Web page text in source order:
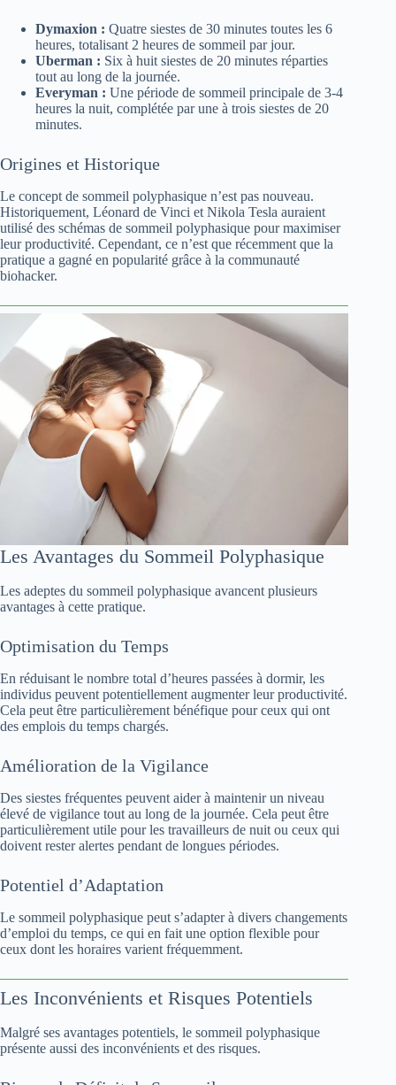
Dymaxion : Quatre siestes de 30 minutes toutes les 6
heures, totalisant 2 heures de sommeil par jour.
Uberman : Six à huit siestes de 20 minutes réparties
tout au long de la journée.
Everyman : Une période de sommeil principale de 3-4
heures la nuit, complétée par une à trois siestes de 20
minutes.
Origines et Historique
Le concept de sommeil polyphasique n’est pas nouveau.
Historiquement, Léonard de Vinci et Nikola Tesla auraient
utilisé des schémas de sommeil polyphasique pour maximiser
leur productivité. Cependant, ce n’est que récemment que la
pratique a gagné en popularité grâce à la communauté
biohacker.
Les Avantages du Sommeil Polyphasique
Les adeptes du sommeil polyphasique avancent plusieurs
avantages à cette pratique.
Optimisation du Temps
En réduisant le nombre total d’heures passées à dormir, les
individus peuvent potentiellement augmenter leur productivité.
Cela peut être particulièrement bénéfique pour ceux qui ont
des emplois du temps chargés.
Amélioration de la Vigilance
Des siestes fréquentes peuvent aider à maintenir un niveau
élevé de vigilance tout au long de la journée. Cela peut être
particulièrement utile pour les travailleurs de nuit ou ceux qui
doivent rester alertes pendant de longues périodes.
Potentiel d’Adaptation
Le sommeil polyphasique peut s’adapter à divers changements
d’emploi du temps, ce qui en fait une option flexible pour
ceux dont les horaires varient fréquemment.
Les Inconvénients et Risques Potentiels
Malgré ses avantages potentiels, le sommeil polyphasique
présente aussi des inconvénients et des risques.